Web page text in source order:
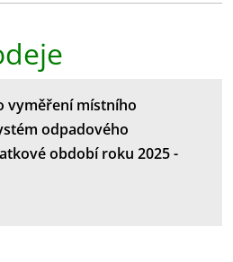
o vyměření místního
odpadového
období roku 2025 -